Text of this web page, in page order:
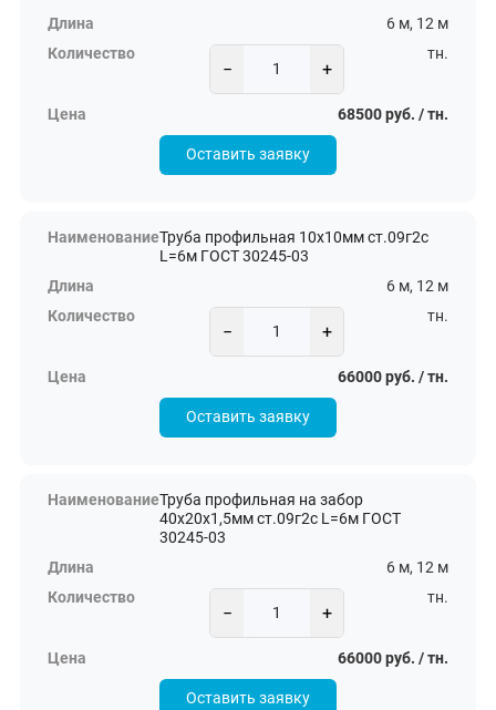
6 м, 12 м
− +
тн.
68500 руб. / тн.
Оставить заявку
Труба профильная 10х10мм ст.09г2с
L=6м ГОСТ 30245-03
6 м, 12 м
− +
тн.
66000 руб. / тн.
Оставить заявку
Труба профильная на забор
40х20х1,5мм ст.09г2с L=6м ГОСТ
30245-03
6 м, 12 м
− +
тн.
66000 руб. / тн.
Оставить заявку